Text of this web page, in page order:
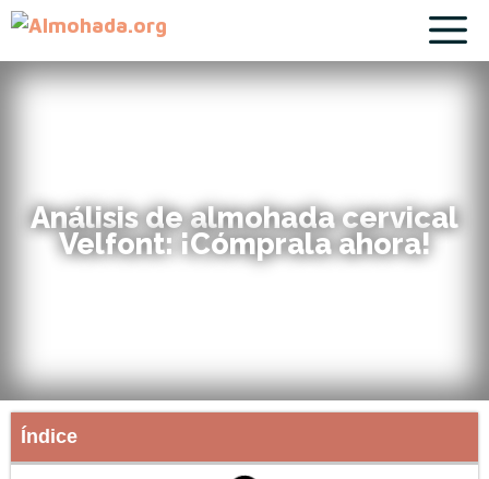
Análisis de almohada cervical
Velfont: ¡Cómprala ahora!
Índice